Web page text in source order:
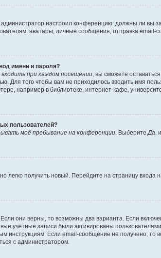
администратор настроил конференцию: должны ли
аватары, личные сообщения, отправка email-
имени и пароля?
при каждом посещении , вы сможете
Для того чтобы вам не приходилось вводить имя
например в библиотеке, интернет-кафе,
пользователей?
моё пребывание на конференции . Выберите Да ,
легко получить новый. Перейдите на страницу
они верны, то возможны два варианта. Если
учётные записи были активированы
инструкциям. Если email-сообщение не получено,
с администратором.